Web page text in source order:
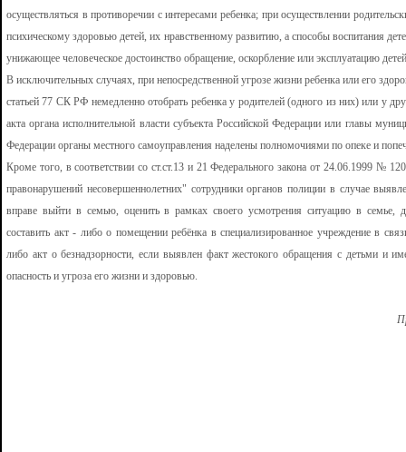
осуществляться в противоречии с интересами ребенка; при осуществлении
психическому здоровью детей, их нравственному развитию, а способы воспитания
унижающее человеческое достоинство обращение, оскорбление или эксплуатацию
В исключительных случаях, при непосредственной угрозе жизни ребенка или его
статьей 77 СК РФ немедленно отобрать ребенка у родителей (одного из них) или у
акта органа исполнительной власти субъекта Российской Федерации или главы
Федерации органы местного самоуправления наделены полномочиями по опеке и
Кроме того, в соответствии со ст.ст.13 и 21 Федерального закона от 24.06.1999 №
правонарушений несовершеннолетних" сотрудники органов полиции в случае
вправе выйти в семью, оценить в рамках своего усмотрения ситуацию в семье,
составить акт - либо о помещении ребёнка в специализированное учреждение в
либо акт о безнадзорности, если выявлен факт жестокого обращения с детьми и
опасность и угроза его жизни и здоровью.